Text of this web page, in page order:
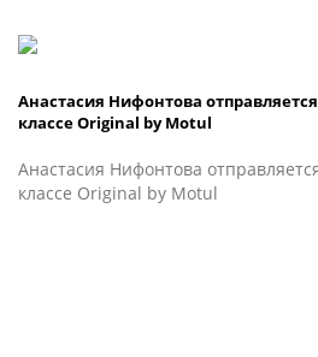
Анастасия Нифонтова
классе Original by Motul
Анастасия Нифонтова
классе Original by Motul